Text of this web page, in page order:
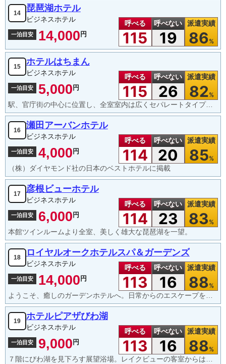
14 琵琶湖ホテル
ビジネスホテル
一泊目安 14,000円
呼べる
115
呼べない
19
派遣実績
86%
15 ホテルはちまん
ビジネスホテル
一泊目安 5,000円
呼べる
115
呼べない
26
派遣実績
82%
駅、官庁街の中心に位置し、全室室内は広くセパレートタイプの浴室、ウォシュレット付トイレ 朝食サービス
16 瀬田アーバンホテル
ビジネスホテル
一泊目安 4,000円
呼べる
114
呼べない
20
派遣実績
85%
（株）ダイヤモンド社の日本のベストホテルに掲載
17 彦根ビューホテル
ビジネスホテル
一泊目安 6,000円
呼べる
114
呼べない
23
派遣実績
83 %
本館ツインルームより全室、美しく雄大な琵琶湖を一望。
18 ロイヤルオークホテルスパ＆ガーデンズ
ビジネスホテル
一泊目安 14,000円
呼べる
113
呼べない
16
派遣実績
88%
ようこそ、癒しのガーデンホテルへ。日常からのエスケープをトータルにコーディネイトいたします。
19 ホテルピアザびわ湖
ビジネスホテル
一泊目安 9,000円
呼べる
113
呼べない
16
派遣実績
88%
７階にびわ湖を見下ろす展望浴場。レイクビューの客室からは様々な表情を見せるびわ湖の景色が最高の贅沢。